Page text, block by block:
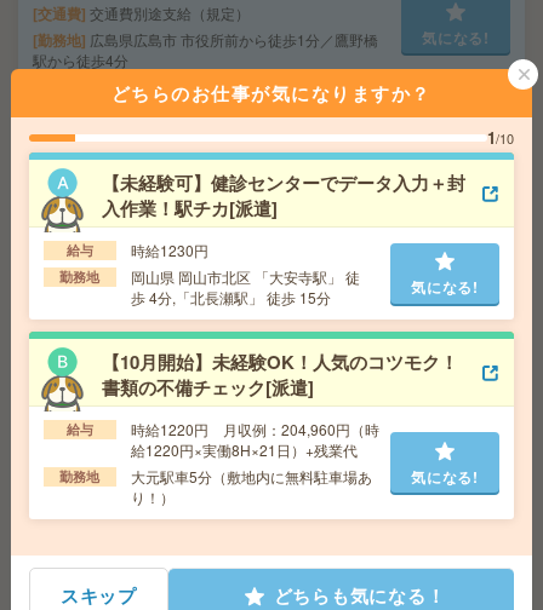
交通費 交通費別途支給（規定）
勤務地 広島県広島市 市役所前から徒歩1分／鷹野橋
駅から徒歩4分
気になる!
＼高時給1350円！残業ほぼなし／【商社でのサポート事
務】[派遣]
給 与 時給1350円＋交
交通費 交通費支給(社内規定あり)
勤務地 JR線 岡山駅 徒歩3分
気になる!
【電話対応ナシ！】三番町でサクッと定時退社♩データ
入力中心のモクモク事務✨[派遣]
給 与
時給1200円／月収例：176,400円＝1,200円×
7時間×21日勤務の場合＋交通費別途支給
交通費 実費支給／当社規定あり。
勤務地 県庁前駅から徒歩4分／松山市駅から徒歩8分
とアクセス良好な街中です！交通費支給あり
気になる!
給与即払いOK！高時給！土日休み！日勤のお仕事！仕分
け業務[派遣]
どちらのお仕事が気になりますか？
1/10
【未経験可】健診センターでデータ入力＋封
入作業！駅チカ[派遣]
給与 時給1230円
勤務地
岡山県 岡山市北区 「大安寺駅」 徒
歩 4分,「北長瀬駅」 徒歩 15分
気になる!
【10月開始】未経験OK！人気のコツモク！
書類の不備チェック[派遣]
給与
時給1220円 月収例：204,960円（時
給1220円×実働8H×21日）+残業代
勤務地
大元駅車5分（敷地内に無料駐車場あ
り！）
気になる!
スキップ どちらも気になる！